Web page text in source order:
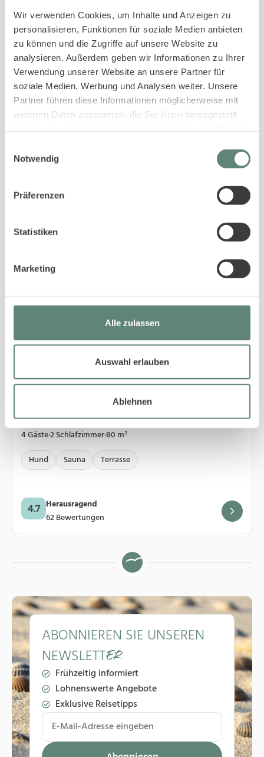
Wir verwenden Cookies, um Inhalte und Anzeigen zu
personalisieren, Funktionen für soziale Medien anbieten
zu können und die Zugriffe auf unsere Website zu
analysieren. Außerdem geben wir Informationen zu Ihrer
Verwendung unserer Website an unsere Partner für
soziale Medien, Werbung und Analysen weiter. Unsere
Partner führen diese Informationen möglicherweise mit
weiteren Daten zusammen, die Sie ihnen bereitgestellt
Notwendig
Präferenzen
Statistiken
Marketing
Alle zulassen
Auswahl erlauben
Ablehnen
Sofortige Buchungsbestätigung
An- und Abreise kontaktlos möglich
Bestpreis-Garantie für Ihren Urlaub
PASSENDE UNTERKÜNFTE ZUR SUCHE
Gleiche Gästeanzahl
4.7
Wenningstedt 5
01/4 Strandgut Wohnung 4
4 Gäste·2 Schlafzimmer·80 m²
Hund
Sauna Terrasse
4.7
Herausragend
62 Bewertungen
ABONNIEREN SIE UNSEREN
NEWSLETT
Frühzeitig informiert
Lohnenswerte Angebote
Exklusive Reisetipps